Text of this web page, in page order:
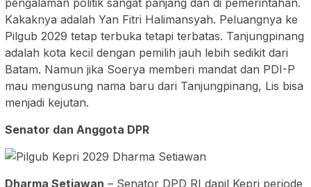
Kakaknya adalah Yan Fitri Halimansyah. Peluangnya ke
Pilgub 2029 tetap terbuka tetapi terbatas. Tanjungpinang
adalah kota kecil dengan pemilih jauh lebih sedikit dari
Batam. Namun jika Soerya memberi mandat dan PDI-P
mau mengusung nama baru dari Tanjungpinang, Lis bisa
menjadi kejutan.
Senator dan Anggota DPR
Dharma Setiawan – Senator DPD RI dapil Kepri periode